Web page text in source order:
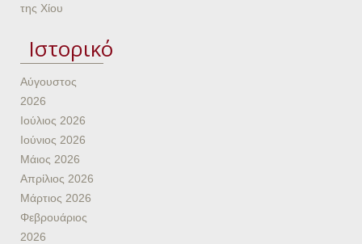
της Χίου
Ιστορικό
Αύγουστος
2026
Ιούλιος 2026
Ιούνιος 2026
Μάιος 2026
Απρίλιος 2026
Μάρτιος 2026
Φεβρουάριος
2026